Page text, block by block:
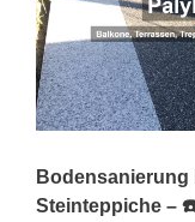
Steinteppiche –